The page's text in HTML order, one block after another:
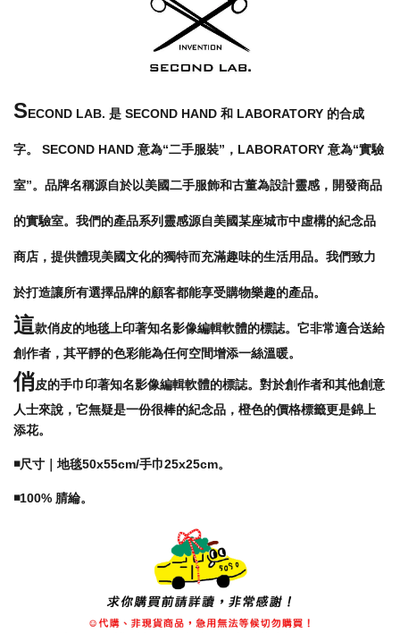
SECOND LAB. 是 SECOND HAND 和 LABORATORY 的合成
字。 SECOND HAND 意為“二手服裝”，LABORATORY 意為“實驗
室”。品牌名稱源自於以美國二手服飾和古董為設計靈感，開發商品
的實驗室。我們的產品系列靈感源自美國某座城市中虛構的紀念品
商店，提供體現美國文化的獨特而充滿趣味的生活用品。我們致力
於打造讓所有選擇品牌的顧客都能享受購物樂趣的產品。
這款俏皮的地毯上印著知名影像編輯軟體的標誌。它非常適合送給
創作者，其平靜的色彩能為任何空間增添一絲溫暖。
俏皮的手巾印著知名影像編輯軟體的標誌。對於創作者和其他創意
人士來說，它無疑是一份很棒的紀念品，橙色的價格標籤更是錦上
添花。
◾️尺寸｜地毯50x55cm/手巾25x25cm。
◾️100% 腈綸。